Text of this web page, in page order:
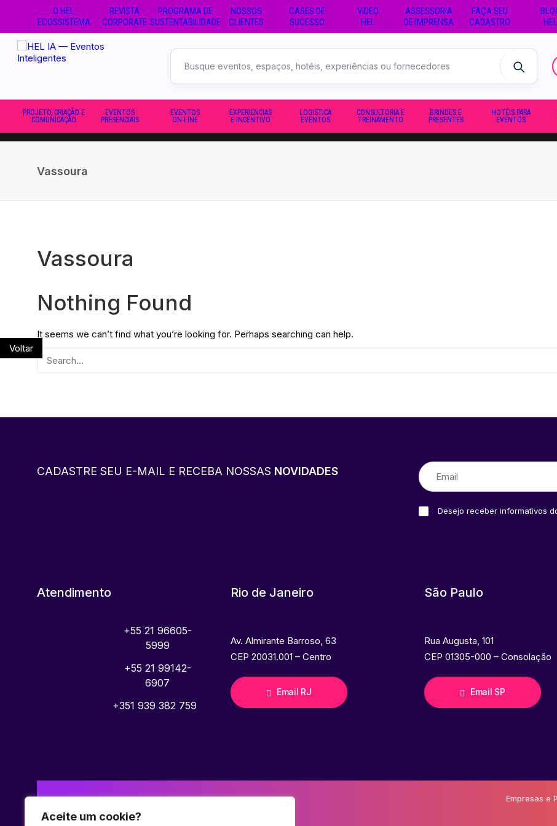
Aceite um cookie?
O HEL
ECOSSISTEMA
REVISTA
CORPORATE
PROGRAMA DE
SUSTENTABILIDADE
NOSSOS
CLIENTES
CASES DE
SUCESSO
VIDEO
HEL
ASSESSORIA
DE IMPRENSA
FAÇA SEU
CADASTRO
HEL
PROJETO, CRIAÇÃO E
COMUNICAÇÃO
EVENTOS
PRESENCIAIS
EVENTOS
ON-LINE
EXPERIENCIAS
E INCENTIVO
LOGISTICA
EVENTOS
CONSULTORIA E
TREINAMENTO
BRINDES E
PRESENTES
HOTÉIS PARA
EVENTOS
Vassoura
Vassoura
Nothing Found
It seems we can’t find what you’re looking for. Perhaps searching can help.
CADASTRE SEU E-MAIL E RECEBA NOSSAS NOVIDADES
Desejo receber informativos
Atendimento
+55 21 96605-
5999
+55 21 99142-
6907
+351 939 382 759
Rio de Janeiro
Av. Almirante Barroso, 63
CEP 20031.001 – Centro
Email RJ
São Paulo
Rua Augusta, 101
CEP 01305-000 – Consolação
Email SP
Voltar
Empresas e